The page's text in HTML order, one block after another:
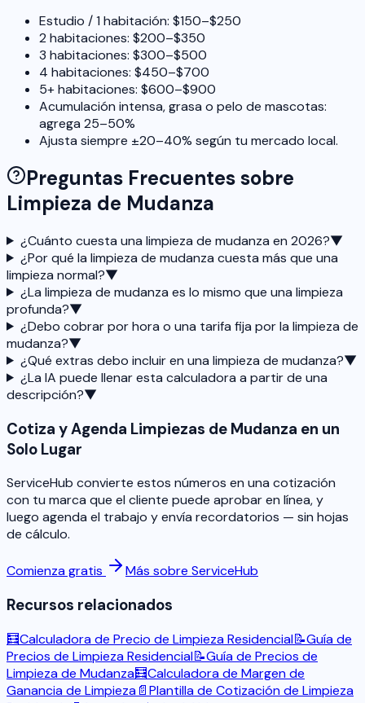
Estudio / 1 habitación: $150–$250
2 habitaciones: $200–$350
3 habitaciones: $300–$500
4 habitaciones: $450–$700
5+ habitaciones: $600–$900
Acumulación intensa, grasa o pelo de mascotas:
agrega 25–50%
Ajusta siempre ±20–40% según tu mercado local.
Preguntas Frecuentes sobre
Limpieza de Mudanza
¿Cuánto cuesta una limpieza de mudanza en 2026?▼
¿Por qué la limpieza de mudanza cuesta más que una
limpieza normal?▼
¿La limpieza de mudanza es lo mismo que una limpieza
profunda?▼
¿Debo cobrar por hora o una tarifa fija por la limpieza de
mudanza?▼
¿Qué extras debo incluir en una limpieza de mudanza?▼
¿La IA puede llenar esta calculadora a partir de una
descripción?▼
Cotiza y Agenda Limpiezas de Mudanza en un
Solo Lugar
ServiceHub convierte estos números en una cotización
con tu marca que el cliente puede aprobar en línea, y
luego agenda el trabajo y envía recordatorios — sin hojas
de cálculo.
Comienza gratis Más sobre ServiceHub
Recursos relacionados
🧮Calculadora de Precio de Limpieza Residencial📝Guía de
Precios de Limpieza Residencial📝Guía de Precios de
Limpieza de Mudanza🧮Calculadora de Margen de
Ganancia de Limpieza📄Plantilla de Cotización de Limpieza